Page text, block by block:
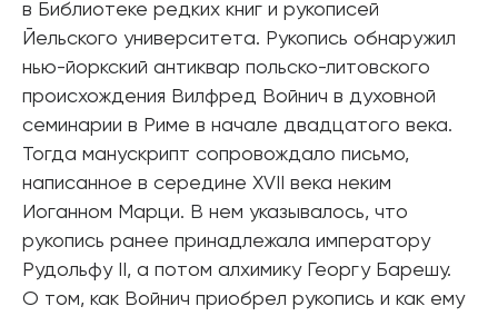
в Библиотеке редких книг и рукописей
Йельского университета. Рукопись обнаружил
нью-йоркский антиквар польско-литовского
происхождения Вилфред Войнич в духовной
семинарии в Риме в начале двадцатого века.
Тогда манускрипт сопровождало письмо,
написанное в середине XVII века неким
Иоганном Марци. В нем указывалось, что
рукопись ранее принадлежала императору
Рудольфу II, а потом алхимику Георгу Барешу.
О том, как Войнич приобрел рукопись и как ему